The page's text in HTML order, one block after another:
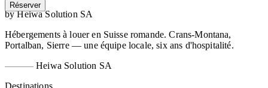
Réserver
by Heiwa Solution SA
Hébergements à louer en Suisse romande. Crans-Montana,
Portalban, Sierre — une équipe locale, six ans d'hospitalité.
Heiwa Solution SA